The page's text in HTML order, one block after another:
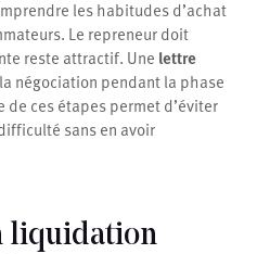
les habitudes d’achat
Le repreneur doit
reste attractif. Une lettre
négociation pendant la phase
de ces étapes permet d’éviter
sans en avoir
liquidation